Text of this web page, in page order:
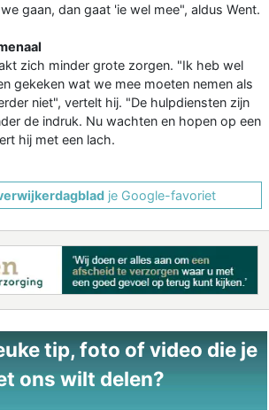
gaan, dan gaat 'ie wel mee", aldus Went.
zich minder grote zorgen. "Ik heb wel
gekeken wat we mee moeten nemen als
niet", vertelt hij. "De hulpdiensten zijn
de indruk. Nu wachten en hopen op een
hij met een lach.
je Google-favoriet
tip, foto of video die je
ons wilt delen?